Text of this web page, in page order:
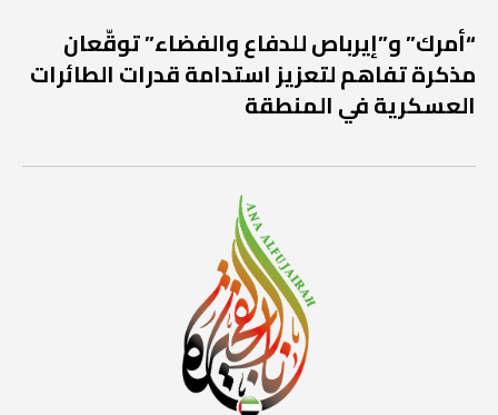
“أمرك” و”إيرباص للدفاع والفضاء” توقّعان
مذكرة تفاهم لتعزيز استدامة قدرات الطائرات
العسكرية في المنطقة